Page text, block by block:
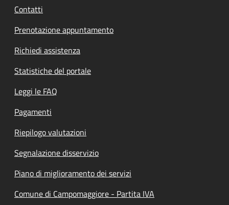
Contatti
Prenotazione appuntamento
Richiedi assistenza
Statistiche del portale
Leggi le FAQ
Pagamenti
Riepilogo valutazioni
Segnalazione disservizio
Piano di miglioramento dei servizi
Comune di Campomaggiore - Partita IVA